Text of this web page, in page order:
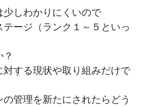
しわかりにくいので
ージ（ランク１～５といっ
対する現状や取り組みだけで
管理を新たにされたらどう